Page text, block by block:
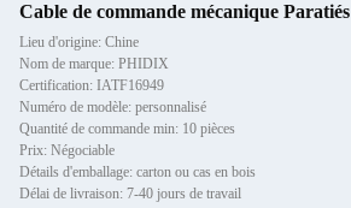
Cable de commande mécanique Paratiés
Lieu d'origine: Chine
Nom de marque: PHIDIX
Certification: IATF16949
Numéro de modèle: personnalisé
Quantité de commande min: 10 pièces
Prix: Négociable
Détails d'emballage: carton ou cas en bois
Délai de livraison: 7-40 jours de travail